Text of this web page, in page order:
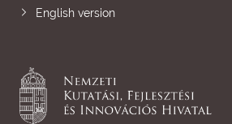
English version